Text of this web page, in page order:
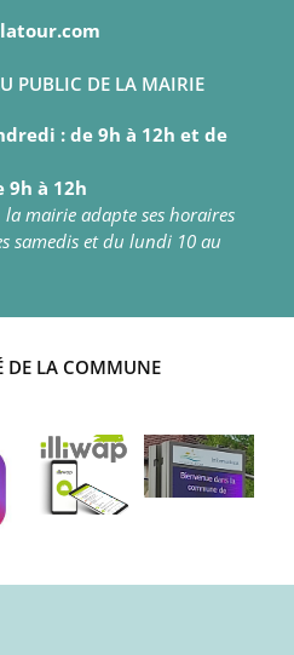
PUBLIC DE LA MAIRIE
: de 9h à 12h et de
9h à 12h
la mairie adapte ses horaires
samedis et du lundi 10 au
DE LA COMMUNE